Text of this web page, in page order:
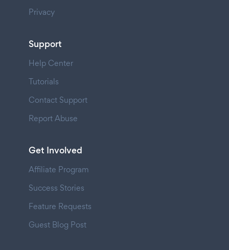
Privacy
Support
Help Center
Tutorials
Contact Support
Report Abuse
Get Involved
Affiliate Program
Success Stories
Feature Requests
Guest Blog Post